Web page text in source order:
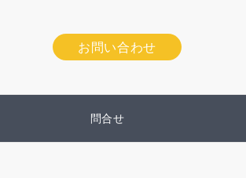
お問い合わせ
問合せ